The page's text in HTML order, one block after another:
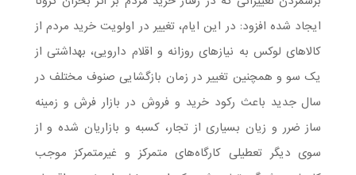
ایجاد شده افزود: در این ایام، تغییر در اولویت خرید مردم از
کالاهای لوکس به نیازهای روزانه و اقلام دارویی، بهداشتی از
یک سو و همچنین تغییر در زمان بازگشایی صنوف مختلف در
سال جدید باعث رکود خرید و فروش در بازار فرش و زمینه
ساز ضرر و زیان بسیاری از تجار، کسبه و بازاریان شده و از
سوی دیگر تعطیلی کارگاه‌های متمرکز و غیرمتمرکز موجب